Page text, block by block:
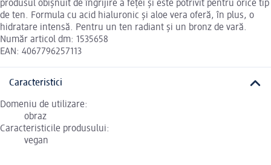
produsul obișnuit de îngrijire a feței și este potrivit pentru orice tip
de ten. Formula cu acid hialuronic și aloe vera oferă, în plus, o
hidratare intensă. Pentru un ten radiant și un bronz de vară.
Număr articol dm: 1535658
EAN: 4067796257113
Caracteristici
Domeniu de utilizare:
obraz
Caracteristicile produsului:
vegan